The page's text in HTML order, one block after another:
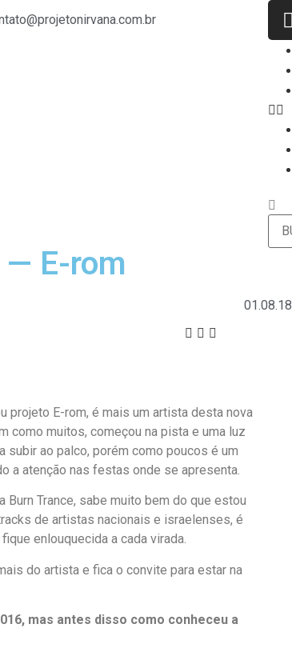
— E-rom
01.08.18
projeto E-rom, é mais um artista desta nova
como muitos, começou na pista e uma luz
subir ao palco, porém como poucos é um
a atenção nas festas onde se apresenta.
Burn Trance, sabe muito bem do que estou
de artistas nacionais e israelenses, é
enlouquecida a cada virada.
do artista e fica o convite para estar na
mas antes disso como conheceu a